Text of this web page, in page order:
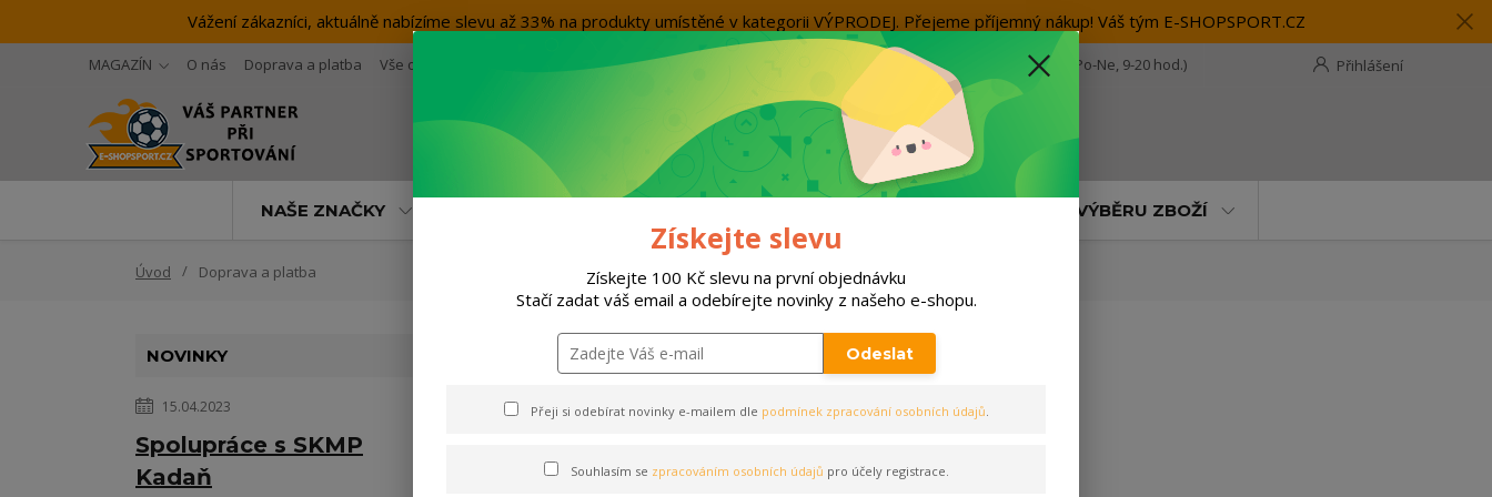
Vážení zákazníci, aktuálně nabízíme slevu až 33% na produkty umístěné v kategorii VÝPRODEJ. Přejeme příjemný nákup! Váš tým E-SHOPSPORT.CZ
MAGAZÍN O nás Doprava a platba Vše o nákupu Více Přihlášení
Hledat
Nevíte si rady? Zavolejte. +420 728 118 114 (Po-Ne, 9-20 hod.)
NAŠE ZNAČKY POMOC PŘI VÝBĚRU ZBOŽÍ
Úvod Doprava a platba
NOVINKY
15.04.2023
Spolupráce s SKMP
Kadaň
Doprava a platba
Získejte slevu
Získejte 100 Kč slevu na první objednávku
Stačí zadat váš email a odebírejte novinky z našeho e-shopu.
Odeslat
Přeji si odebírat novinky e-mailem dle podmínek zpracování osobních údajů.
Souhlasím se zpracováním osobních údajů pro účely registrace.